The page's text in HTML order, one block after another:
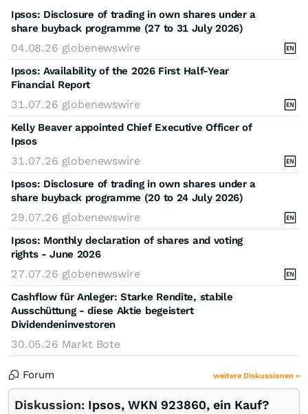
Ipsos: Disclosure of trading in own shares under a
share buyback programme (27 to 31 July 2026)
04.08.26 globenewswire
Ipsos: Availability of the 2026 First Half-Year
Financial Report
31.07.26 globenewswire
Kelly Beaver appointed Chief Executive Officer of
Ipsos
31.07.26 globenewswire
Ipsos: Disclosure of trading in own shares under a
share buyback programme (20 to 24 July 2026)
29.07.26 globenewswire
Ipsos: Monthly declaration of shares and voting
rights - June 2026
27.07.26 globenewswire
Cashflow für Anleger: Starke Rendite, stabile
Ausschüttung - diese Aktie begeistert
Dividendeninvestoren
30.05.26 Markt Bote
Forum weitere Diskussionen »
Diskussion: Ipsos, WKN 923860, ein Kauf?